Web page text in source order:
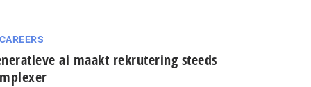
ai maakt rekrutering steeds